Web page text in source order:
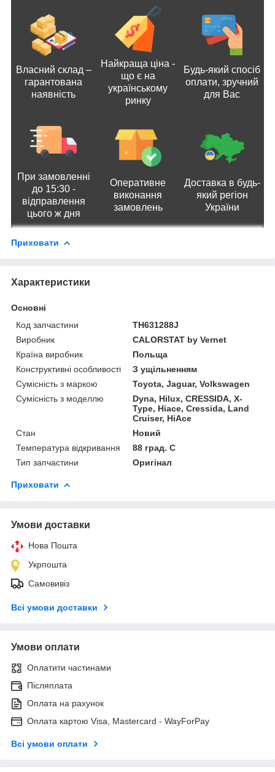
Власний склад –
гарантована
наявність
Найкраща ціна -
що є на
українському
ринку
Будь-який спосіб
оплати, зручний
для Вас
При замовленні
до 15:30 -
відправлення
цього ж дня
Оперативне
виконання
замовлень
Доставка в будь-
який регіон
України
Приховати
Характеристики
Основні
Код запчастини
TH631288J
Виробник
CALORSTAT by Vernet
Країна виробник
Польща
Конструктивні особливості
З ущільненням
Сумісність з маркою
Toyota, Jaguar, Volkswagen
Сумісність з моделлю
Dyna, Hilux, CRESSIDA, X-
Type, Hiace, Cressida, Land
Cruiser, HiAce
Стан
Новий
Температура відкривання
88 град. C
Тип запчастини
Оригінал
Приховати
Умови доставки
Нова Пошта
Укрпошта
Самовивіз
Всі умови доставки
Умови оплати
Оплатити частинами
Післяплата
Оплата на рахунок
Оплата картою Visa, Mastercard - WayForPay
Всі умови оплати